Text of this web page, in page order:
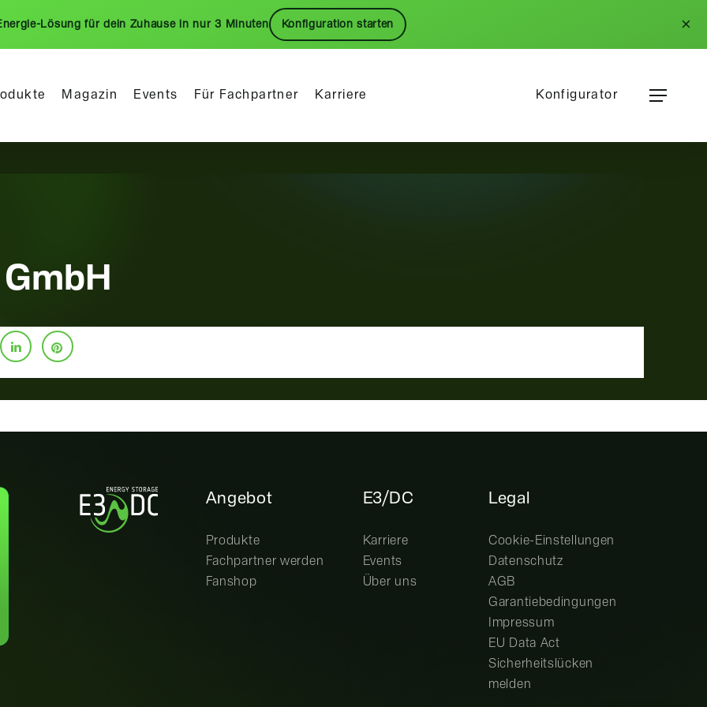
Lösung für dein Zuhause in nur 3 Minuten Konfiguration starten ×
Magazin Events Für Fachpartner Karriere Konfigurator Menu
Angebot
Produkte
Fachpartner werden
Fanshop
E3/DC
Karriere
Events
Über uns
Legal
Cookie-Einstellungen
Datenschutz
AGB
Garantiebedingungen
Impressum
EU Data Act
Sicherheitslücken
melden